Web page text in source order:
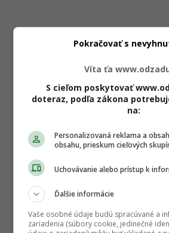
Víta ťa
S cieľom poskytovať
doteraz, podľa zákona
na:
Personalizovaná reklama a
obsahu, prieskum cieľových
Uchovávanie alebo prístup k
Ďalšie informácie
Vaše osobné údaje budú spracúvané a
zariadenia (súbory cookie, jedinečné
Pokračovať s